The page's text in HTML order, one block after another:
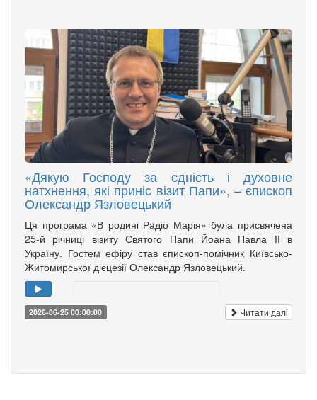
«Дякую Господу за єдність і духовне
натхнення, які приніс візит Папи», – єпископ
Олександр Язловецький
Ця програма «В родині Радіо Марія» була присвячена
25-й річниці візиту Святого Папи Йоана Павла ІІ в
Україну. Гостем ефіру став єпископ-помічник Київсько-
Житомирської дієцезії Олександр Язловецький.
2026-06-25 00:00:00 Читати далі